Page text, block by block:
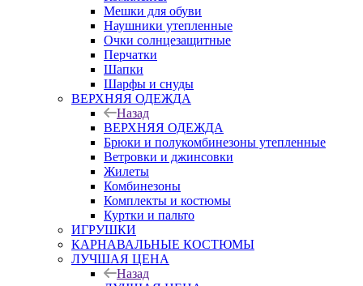
Мешки для обуви
Наушники утепленные
Очки солнцезащитные
Перчатки
Шапки
Шарфы и снуды
ВЕРХНЯЯ ОДЕЖДА
Назад
ВЕРХНЯЯ ОДЕЖДА
Брюки и полукомбинезоны утепленные
Ветровки и джинсовки
Жилеты
Комбинезоны
Комплекты и костюмы
Куртки и пальто
ИГРУШКИ
КАРНАВАЛЬНЫЕ КОСТЮМЫ
ЛУЧШАЯ ЦЕНА
Назад